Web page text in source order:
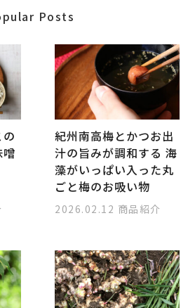
Posts
紀州南高梅とかつお出
汁の旨みが調和する 海
藻がいっぱい入った丸
ごと梅のお吸い物
2026.02.12 商品紹介